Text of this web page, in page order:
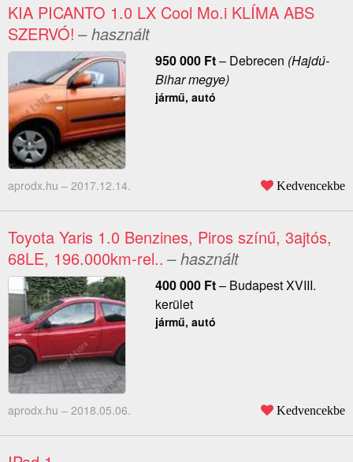
KIA PICANTO 1.0 LX Cool Mo.i KLÍMA ABS
SZERVÓ! – használt
950 000 Ft– Debrecen (Hajdú-
Bihar megye)
jármű, autó
aprodx.hu – 2017.12.14. Kedvencekbe
Toyota Yaris 1.0 Benzines, Piros színű, 3ajtós,
68LE, 196.000km-rel.. – használt
400 000 Ft– Budapest XVIII.
kerület
jármű, autó
aprodx.hu – 2018.05.06. Kedvencekbe